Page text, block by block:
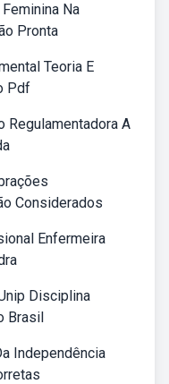
Na
Pronta
Teoria E
Pdf
Regulamentadora A
Considerados
Enfermeira
Disciplina
Brasil
Independência